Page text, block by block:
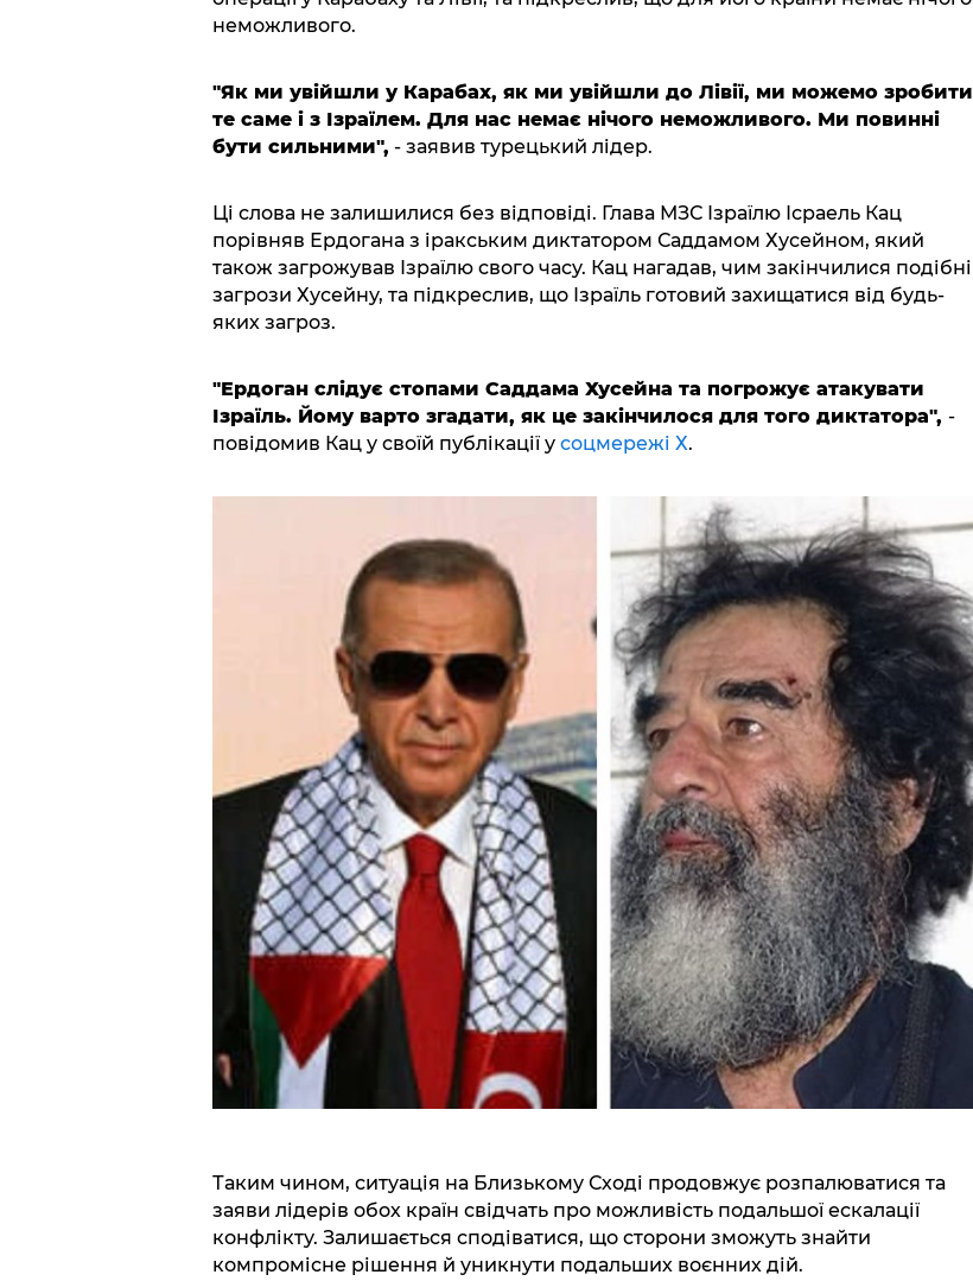
неможливого.
"Як ми увійшли у Карабах, як ми увійшли до Лівії, ми можемо зробити
те саме і з Ізраїлем. Для нас немає нічого неможливого. Ми повинні
бути сильними", - заявив турецький лідер.
Ці слова не залишилися без відповіді. Глава МЗС Ізраїлю Ісраель Кац
порівняв Ердогана з іракським диктатором Саддамом Хусейном, який
також загрожував Ізраїлю свого часу. Кац нагадав, чим закінчилися подібні
загрози Хусейну, та підкреслив, що Ізраїль готовий захищатися від будь-
яких загроз.
"Ердоган слідує стопами Саддама Хусейна та погрожує атакувати
Ізраїль. Йому варто згадати, як це закінчилося для того диктатора", -
повідомив Кац у своїй публікації у соцмережі Х.
Таким чином, ситуація на Близькому Сході продовжує розпалюватися та
заяви лідерів обох країн свідчать про можливість подальшої ескалації
конфлікту. Залишається сподіватися, що сторони зможуть знайти
компромісне рішення й уникнути подальших воєнних дій.